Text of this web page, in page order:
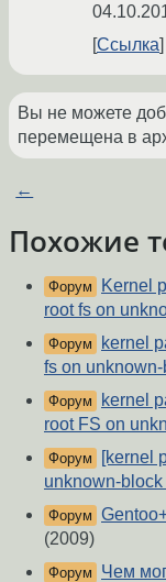
Ссылка
Вы не можете
перемещена в
←
Похожие
Форум
Kernel
root fs on
Форум
kernel
fs on
Форум
kernel
root FS on
Форум
[kernel
unknown-block
Форум
(2009)
Форум Чем